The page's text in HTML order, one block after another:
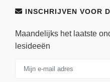
INSCHRIJVEN VOOR
Maandelijks het laatste
lesideeën